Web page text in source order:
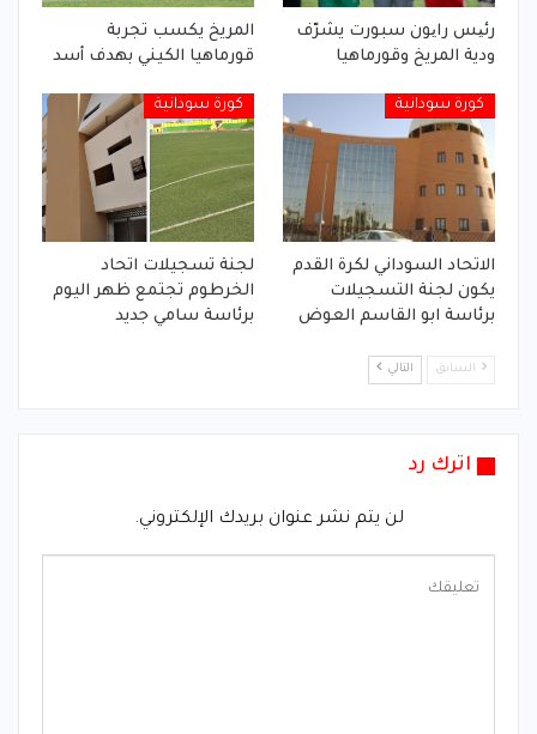
رئیس رایون سبورت يشرّف
ودية المريخ وقورماهيا
المريخ يكسب تجربة
قورماهيا الكيني بهدف أسد
كورة سودانية
الاتحاد السوداني لكرة القدم
يكون لجنة التسجيلات
برئاسة ابو القاسم العوض
كورة سودانية
لجنة تسجيلات اتحاد
الخرطوم تجتمع ظهر اليوم
برئاسة سامي جديد
السابق التالي
اترك رد
لن يتم نشر عنوان بريدك الإلكتروني.